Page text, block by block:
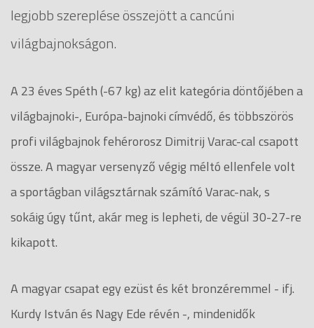
legjobb szereplése összejött a cancúni
világbajnokságon.
A 23 éves Spéth (-67 kg) az elit kategória döntőjében a
világbajnoki-, Európa-bajnoki címvédő, és többszörös
profi világbajnok fehérorosz Dimitrij Varac-cal csapott
össze. A magyar versenyző végig méltó ellenfele volt
a sportágban világsztárnak számító Varac-nak, s
sokáig úgy tűnt, akár meg is lepheti, de végül 30-27-re
kikapott.
A magyar csapat egy ezüst és két bronzéremmel - ifj.
Kurdy István és Nagy Ede révén -, mindenidők